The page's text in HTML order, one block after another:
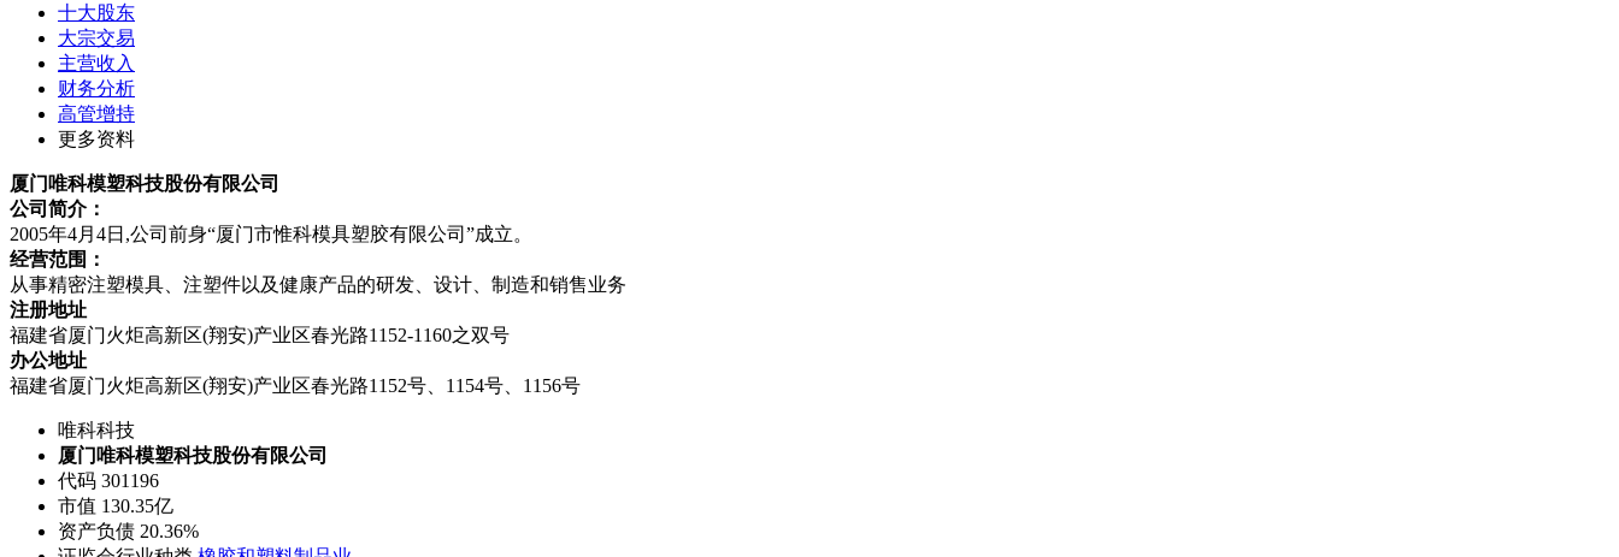
十大股东
大宗交易
主营收入
财务分析
高管增持
更多资料
厦门唯科模塑科技股份有限公司
公司简介：
2005年4月4日,公司前身“厦门市惟科模具塑胶有限公司”成立。
经营范围：
从事精密注塑模具、注塑件以及健康产品的研发、设计、制造和销售业务
注册地址
福建省厦门火炬高新区(翔安)产业区春光路1152-1160之双号
办公地址
福建省厦门火炬高新区(翔安)产业区春光路1152号、1154号、1156号
唯科科技
厦门唯科模塑科技股份有限公司
代码 301196
市值 130.35亿
资产负债 20.36%